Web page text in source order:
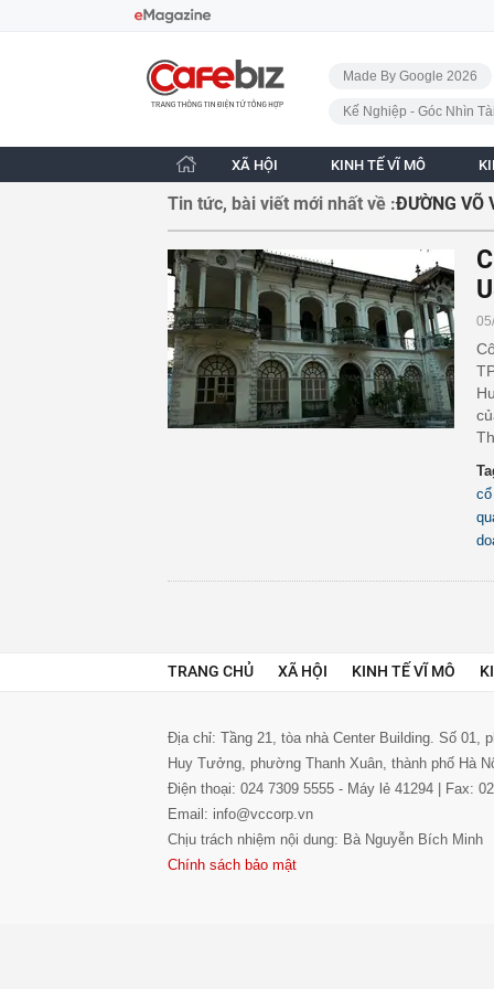
CafeBiz - Trang chủ
Made By Google 2026
Kế Nghiệp - Góc Nhìn
XÃ HỘI KINH TẾ VĨ MÔ
Tin tức, bài viết mới nhất về :ĐƯỜNG VÕ
TRANG CHỦ XÃ HỘI KINH TẾ VĨ MÔ
Địa chỉ: Tầng 21, tòa nhà Center Building. Số 01,
Huy Tưởng, phường Thanh Xuân, thành phố Hà
Điện thoại: 024 7309 5555 - Máy lẻ 41294 | Fax:
Email: info@vccorp.vn
Chịu trách nhiệm nội dung: Bà Nguyễn Bích Minh
Chính sách bảo mật